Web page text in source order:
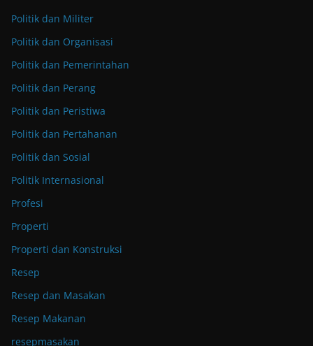
Politik dan Militer
Politik dan Organisasi
Politik dan Pemerintahan
Politik dan Perang
Politik dan Peristiwa
Politik dan Pertahanan
Politik dan Sosial
Politik Internasional
Profesi
Properti
Properti dan Konstruksi
Resep
Resep dan Masakan
Resep Makanan
resepmasakan